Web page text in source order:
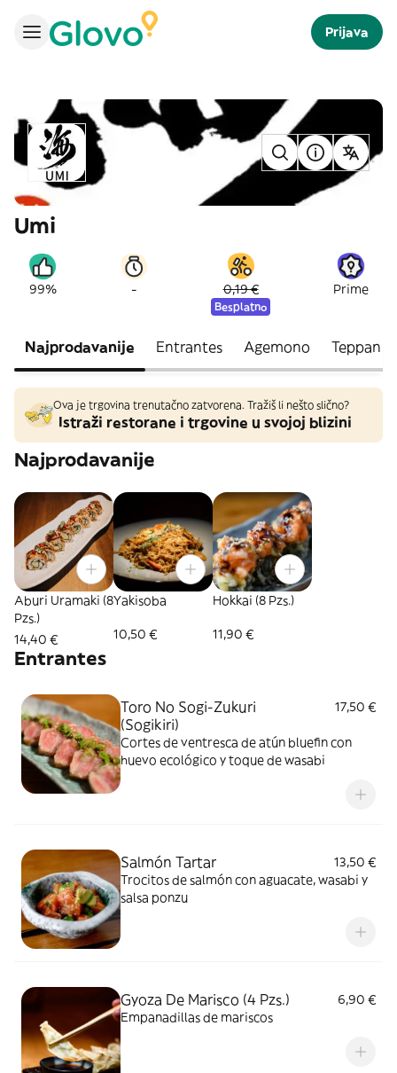
Prijava
Umi
99% - 0,19 €
Besplatno
Prime
Najprodavanije Entrantes Agemono Teppan
Ova je trgovina trenutačno zatvorena. Tražiš li nešto slično?
Istraži restorane i trgovine u svojoj blizini
Najprodavanije
Aburi Uramaki (8
Pzs.)
14,40 €
Yakisoba
10,50 €
Hokkai (8 Pzs.)
11,90 €
Entrantes
Toro No Sogi-Zukuri
(Sogikiri)
17,50 €
Cortes de ventresca de atún bluefin con
huevo ecológico y toque de wasabi
Salmón Tartar
13,50 €
Trocitos de salmón con aguacate, wasabi y
salsa ponzu
Gyoza De Marisco (4 Pzs.)
6,90 €
Empanadillas de mariscos